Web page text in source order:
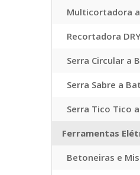
Multicortadora
Recortadora
Serra Circular a
Serra Sabre a
Serra Tico Tico
Ferramentas
Betoneiras e